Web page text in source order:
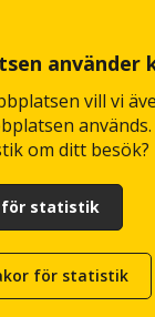
använder
vill vi
om ditt besök?
för statistik
för statistik